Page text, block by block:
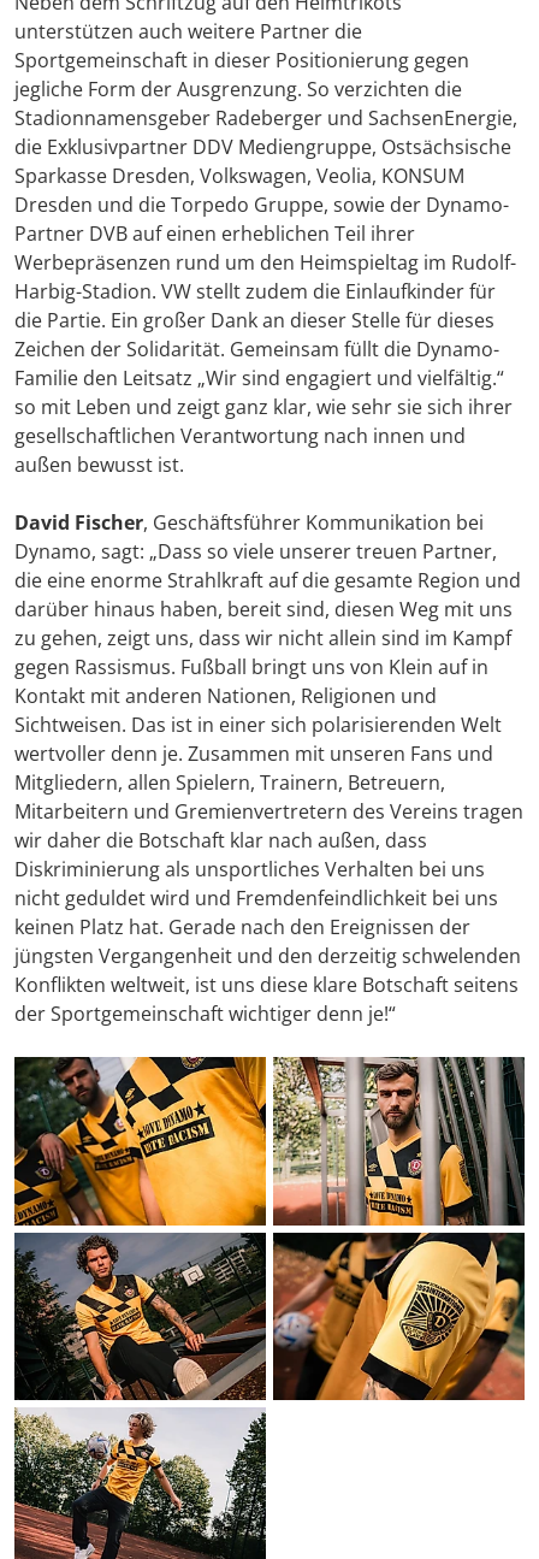
unterstützen auch weitere Partner die
Sportgemeinschaft in dieser Positionierung gegen
jegliche Form der Ausgrenzung. So verzichten die
Stadionnamensgeber Radeberger und SachsenEnergie,
die Exklusivpartner DDV Mediengruppe, Ostsächsische
Sparkasse Dresden, Volkswagen, Veolia, KONSUM
Dresden und die Torpedo Gruppe, sowie der Dynamo-
Partner DVB auf einen erheblichen Teil ihrer
Werbepräsenzen rund um den Heimspieltag im Rudolf-
Harbig-Stadion. VW stellt zudem die Einlaufkinder für
die Partie. Ein großer Dank an dieser Stelle für dieses
Zeichen der Solidarität. Gemeinsam füllt die Dynamo-
Familie den Leitsatz „Wir sind engagiert und vielfältig.“
so mit Leben und zeigt ganz klar, wie sehr sie sich ihrer
gesellschaftlichen Verantwortung nach innen und
außen bewusst ist.
David Fischer, Geschäftsführer Kommunikation bei
Dynamo, sagt: „Dass so viele unserer treuen Partner,
die eine enorme Strahlkraft auf die gesamte Region und
darüber hinaus haben, bereit sind, diesen Weg mit uns
zu gehen, zeigt uns, dass wir nicht allein sind im Kampf
gegen Rassismus. Fußball bringt uns von Klein auf in
Kontakt mit anderen Nationen, Religionen und
Sichtweisen. Das ist in einer sich polarisierenden Welt
wertvoller denn je. Zusammen mit unseren Fans und
Mitgliedern, allen Spielern, Trainern, Betreuern,
Mitarbeitern und Gremienvertretern des Vereins tragen
wir daher die Botschaft klar nach außen, dass
Diskriminierung als unsportliches Verhalten bei uns
nicht geduldet wird und Fremdenfeindlichkeit bei uns
keinen Platz hat. Gerade nach den Ereignissen der
jüngsten Vergangenheit und den derzeitig schwelenden
Konflikten weltweit, ist uns diese klare Botschaft seitens
der Sportgemeinschaft wichtiger denn je!“